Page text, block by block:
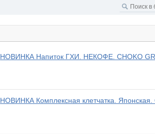
НОВИНКА Напиток ГХИ. НЕКОФЕ. CHOKO
НОВИНКА Комплексная клетчатка.